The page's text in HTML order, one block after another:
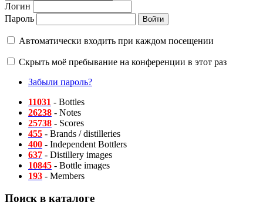
Логин
Пароль
Автоматически входить при каждом посещении
Скрыть моё пребывание на конференции в этот раз
Забыли пароль?
11031 - Bottles
26238 - Notes
25738 - Scores
455 - Brands / distilleries
400 - Independent Bottlers
637 - Distillery images
10845 - Bottle images
193 - Members
Поиск в каталоге